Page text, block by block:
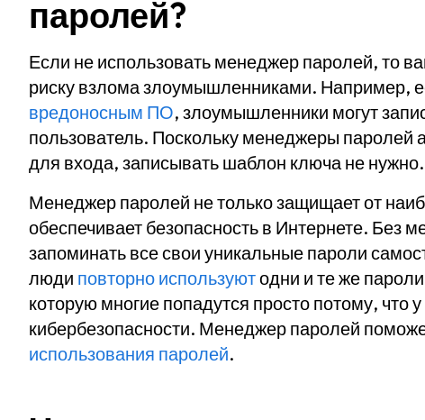
паролей?
Если не использовать менеджер паролей, то
риску взлома злоумышленниками. Например,
вредоносным ПО, злоумышленники могут
пользователь. Поскольку менеджеры паролей
для входа, записывать шаблон ключа не нужно.
Менеджер паролей не только защищает от
обеспечивает безопасность в Интернете. Без
запоминать все свои уникальные пароли
люди повторно используютодни и те же
которую многие попадутся просто потому, что
кибербезопасности. Менеджер паролей
использования паролей.